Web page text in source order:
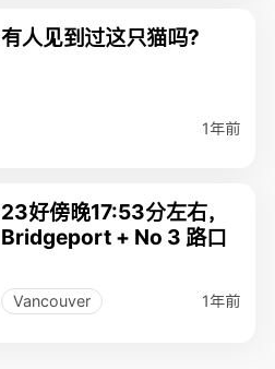
有人见到过这只猫吗?
1年前
23好傍晚17:53分左右，
Bridgeport + No 3 路口
Vancouver 1年前